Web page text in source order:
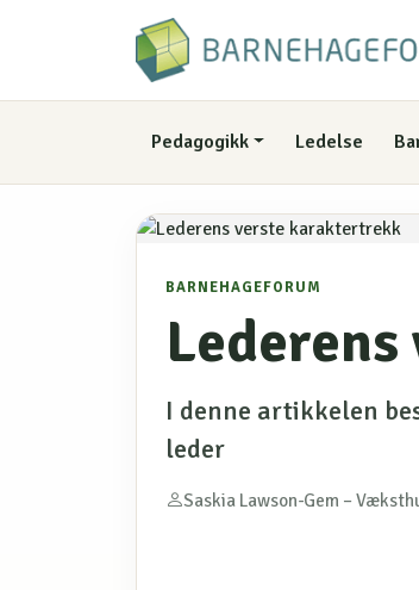
Pedagogikk Ledelse
BARNEHAGEFORUM
I denne artikkelen
leder
Saskia Lawson-Gem –